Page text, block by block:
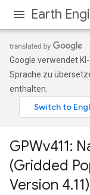
Earth
Google verwendet
Sprache zu
enthalten.
GPWv411:
(Gridded
Version 4.11)